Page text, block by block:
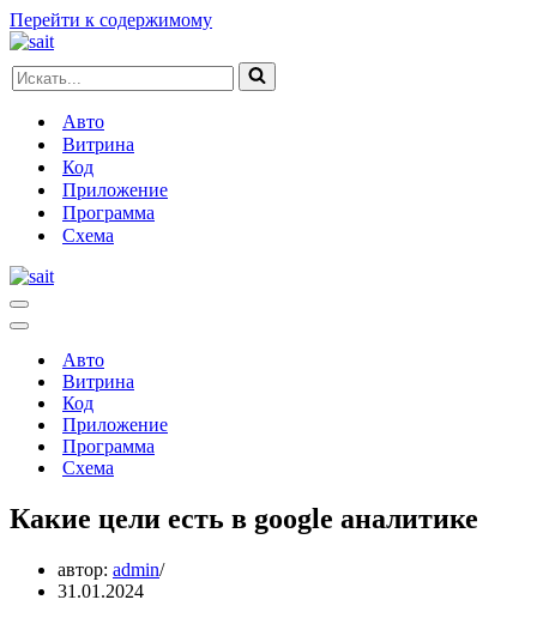
Перейти к содержимому
Искать...
Авто
Витрина
Код
Приложение
Программа
Схема
Меню
навигации
Меню
навигацииАвто
Витрина
Код
Приложение
Программа
Схема
Какие цели есть в google аналитике
автор: admin
31.01.2024